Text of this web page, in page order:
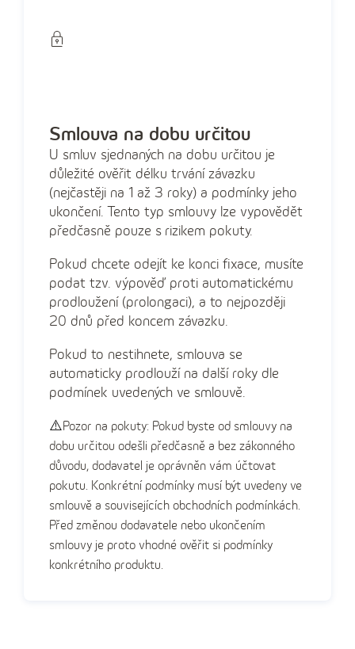
Smlouva na dobu určitou
U smluv sjednaných na dobu určitou je
důležité ověřit délku trvání závazku
(nejčastěji na 1 až 3 roky) a podmínky jeho
ukončení. Tento typ smlouvy lze vypovědět
předčasně pouze s rizikem pokuty.
Pokud chcete odejít ke konci fixace, musíte
podat tzv. výpověď proti automatickému
prodloužení (prolongaci), a to nejpozději
20 dnů před koncem závazku.
Pokud to nestihnete, smlouva se
automaticky prodlouží na další roky dle
podmínek uvedených ve smlouvě.
⚠️Pozor na pokuty: Pokud byste od smlouvy na
dobu určitou odešli předčasně a bez zákonného
důvodu, dodavatel je oprávněn vám účtovat
pokutu. Konkrétní podmínky musí být uvedeny ve
smlouvě a souvisejících obchodních podmínkách.
Před změnou dodavatele nebo ukončením
smlouvy je proto vhodné ověřit si podmínky
konkrétního produktu.